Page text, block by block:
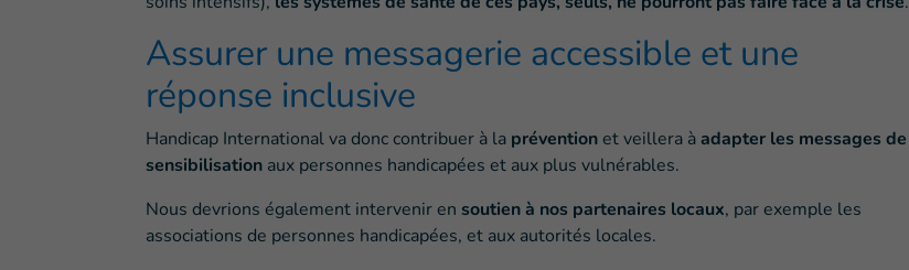
Assurer une messagerie accessible et une
réponse inclusive
Handicap International va donc contribuer à la prévention et veillera àadapter les messages de
sensibilisation aux personnes handicapées et aux plus vulnérables.
Nous devrions également intervenir en soutien à nos partenaires locaux, par exemple les
associations de personnes handicapées, et aux autorités locales.